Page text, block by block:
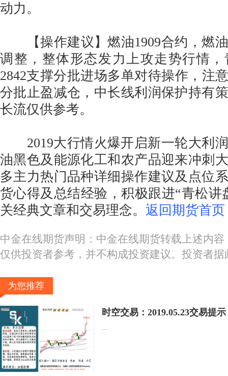
动力。
【操作建议】燃油1909合约，燃
调整，整体形态发力上攻走势行情
2842支撑分批进场多单对待操作，注
分批止盈减仓，中长线利润保护持有
长流仅供参考。
2019大行情火爆开启新一轮大利
油黑色及能源化工和农产品迎来冲刺
多主力热门品种详细操作建议及点位
货心得及总结经验，积极跟进“青松讲
关经典文章和交易理念。 返回期货首
中金在线期货声明：中金在线期货转载上述内
仅供投资者参考，并不构成投资建议。投资者
为您推荐
时空交易：2019.05.23交易提示
...